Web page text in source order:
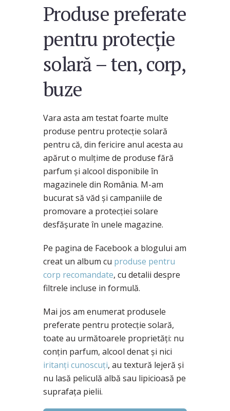
Produse preferate
pentru protecție
solară – ten, corp,
buze
Vara asta am testat foarte multe
produse pentru protecție solară
pentru că, din fericire anul acesta au
apărut o mulțime de produse fără
parfum și alcool disponibile în
magazinele din România. M-am
bucurat să văd și campaniile de
promovare a protecției solare
desfășurate în unele magazine.
Pe pagina de Facebook a blogului am
creat un album cu produse pentru
corp recomandate, cu detalii despre
filtrele incluse in formulă.
Mai jos am enumerat produsele
preferate pentru protecție solară,
toate au următoarele proprietăți: nu
conțin parfum, alcool denat și nici
iritanți cunoscuți, au textură lejeră și
nu lasă peliculă albă sau lipicioasă pe
suprafața pielii.